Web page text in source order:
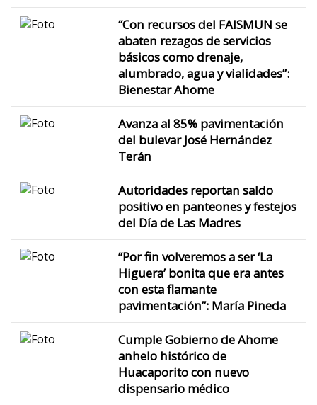
“Con recursos del FAISMUN se
abaten rezagos de servicios
básicos como drenaje,
alumbrado, agua y vialidades”:
Bienestar Ahome
Avanza al 85% pavimentación
del bulevar José Hernández
Terán
Autoridades reportan saldo
positivo en panteones y festejos
del Día de Las Madres
“Por fin volveremos a ser ‘La
Higuera’ bonita que era antes
con esta flamante
pavimentación”: María Pineda
Cumple Gobierno de Ahome
anhelo histórico de
Huacaporito con nuevo
dispensario médico